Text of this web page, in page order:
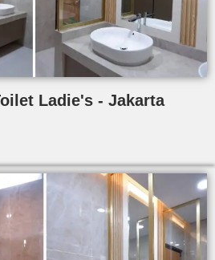
Ladie's - Jakarta